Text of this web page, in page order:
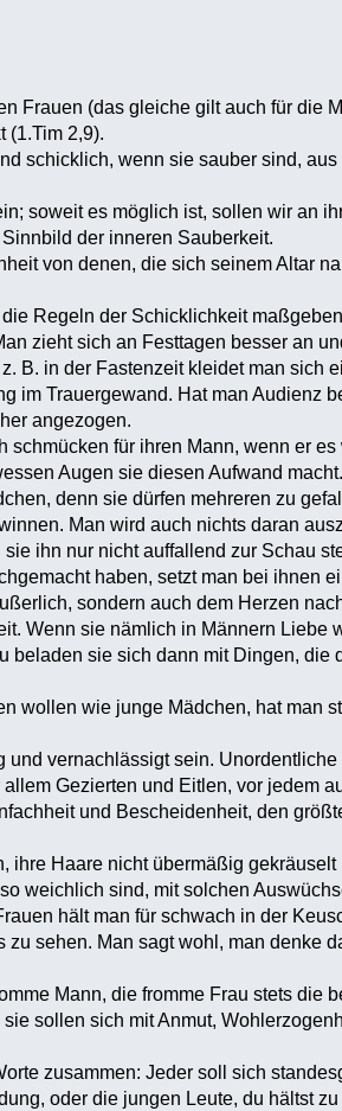
Frauen (das gleiche gilt auch für die
(1.Tim 2,9).
schicklich, wenn sie sauber sind,
soweit es möglich ist, sollen wir an
der inneren Sauberkeit.
von denen, die sich seinem Altar
Regeln der Schicklichkeit
zieht sich an Festtagen besser an
B. in der Fastenzeit kleidet man sich
im Trauergewand. Hat man Audienz
angezogen.
schmücken für ihren Mann, wenn er
Augen sie diesen Aufwand macht.
denn sie dürfen mehreren zu
Man wird auch nichts daran
ihn nur nicht auffallend zur Schau
haben, setzt man bei ihnen
sondern auch dem Herzen
Wenn sie nämlich in Männern Liebe
beladen sie sich dann mit Dingen, die
wollen wie junge Mädchen, hat man
und vernachlässigt sein.
Gezierten und Eitlen, vor jedem
und Bescheidenheit, den
ihre Haare nicht übermäßig
weichlich sind, mit solchen
hält man für schwach in der
sehen. Man sagt wohl, man denke
Mann, die fromme Frau stets die
sollen sich mit Anmut,
zusammen: Jeder soll sich
oder die jungen Leute, du hältst